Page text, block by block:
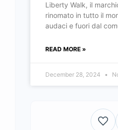
Liberty Walk, il
rinomato in tutto il
audaci e fuori dal
READ MORE »
December 28, 2024